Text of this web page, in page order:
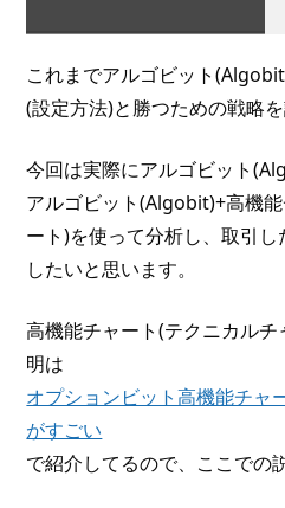
これまでアルゴビット
(設定方法)と勝つための戦略を
今回は実際にアルゴビット
アルゴビット(Algobit)+高機
ート)を使って分析し、取引
したいと思います。
高機能チャート(テクニカル
明は
オプションビット高機能チャ
がすごい
で紹介してるので、ここでの